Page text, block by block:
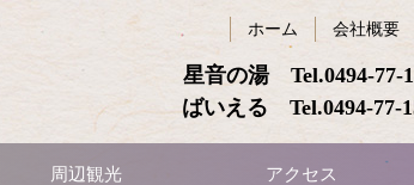
星音の湯 Tel.0494-77-
ばいえる Tel.0494-77-
ホーム 会社概要
周辺観光 アクセス